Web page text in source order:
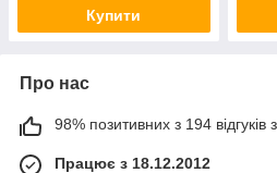
Купити
Про нас
98% позитивних з 194 відгуків
Працює з 18.12.2012